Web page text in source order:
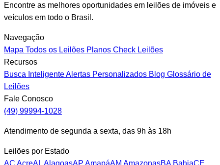
Encontre as melhores oportunidades em leilões de imóveis e
veículos em todo o Brasil.
Navegação
Mapa Todos os Leilões Planos Check Leilões
Recursos
Busca InteligenteAlertas Personalizados Blog Glossário de
Leilões
Fale Conosco
(49) 99994-1028
Atendimento de segunda a sexta, das 9h às 18h
Leilões por Estado
AC AcreALAlagoasAP AmapáAM AmazonasBABahiaCE